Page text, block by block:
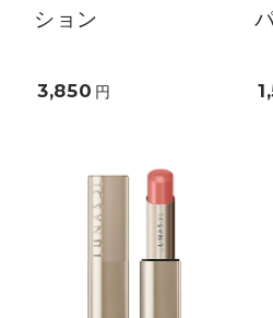
ション
3,850 円